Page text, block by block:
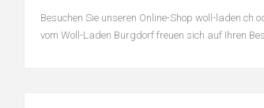
Besuchen Sie unseren Online-Shop woll-
vom Woll-Laden Burgdorf freuen sich auf Ihren